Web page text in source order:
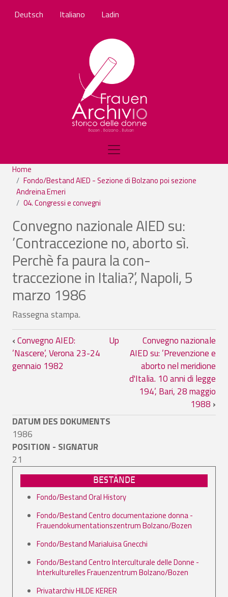
Deutsch Italiano Ladin
Home
Fondo/Bestand AIED - Sezione di Bolzano poi sezione
Andreina Emeri
04. Congressi e convegni
Convegno nazionale AIED su:
’Contraccezione no, aborto sì.
Perchè fa paura la con-
traccezione in Italia?’, Napoli, 5
marzo 1986
Rassegna stampa.
Book traversal links for Convegno
‹Convegno AIED:
’Nascere’, Verona 23-24
gennaio 1982
Up
Convegno nazionale
AIED su: ’Prevenzione e
aborto nel meridione
d'Italia. 10 anni di legge
194’, Bari, 28 maggio
1988 ›
DATUM DES DOKUMENTS
1986
POSITION - SIGNATUR
21
BESTÄNDE
Fondo/Bestand Oral History
Fondo/Bestand Centro documentazione donna -
Frauendokumentationszentrum Bolzano/Bozen
Fondo/Bestand Marialuisa Gnecchi
Fondo/Bestand Centro Interculturale delle Donne -
Interkulturelles Frauenzentrum Bolzano/Bozen
Privatarchiv HILDE KERER